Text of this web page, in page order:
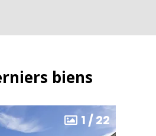
biens
1 /22